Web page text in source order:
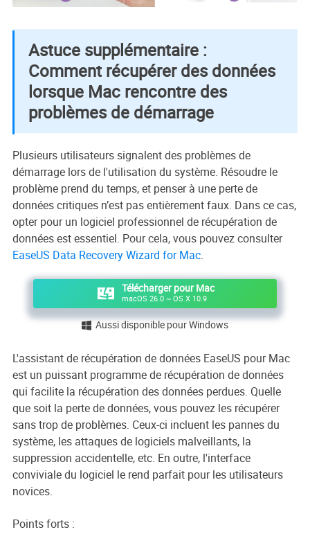
Astuce supplémentaire :
Comment récupérer des données
lorsque Mac rencontre des
problèmes de démarrage
Plusieurs utilisateurs signalent des problèmes de
démarrage lors de l'utilisation du système. Résoudre le
problème prend du temps, et penser à une perte de
données critiques n’est pas entièrement faux. Dans ce cas,
opter pour un logiciel professionnel de récupération de
données est essentiel. Pour cela, vous pouvez consulter
EaseUS Data Recovery Wizard for Mac.
Télécharger pour Mac
macOS 26.0 ~ OS X 10.9
 Aussi disponible pour Windows
L'assistant de récupération de données EaseUS pour Mac
est un puissant programme de récupération de données
qui facilite la récupération des données perdues. Quelle
que soit la perte de données, vous pouvez les récupérer
sans trop de problèmes. Ceux-ci incluent les pannes du
système, les attaques de logiciels malveillants, la
suppression accidentelle, etc. En outre, l'interface
conviviale du logiciel le rend parfait pour les utilisateurs
novices.
Points forts :